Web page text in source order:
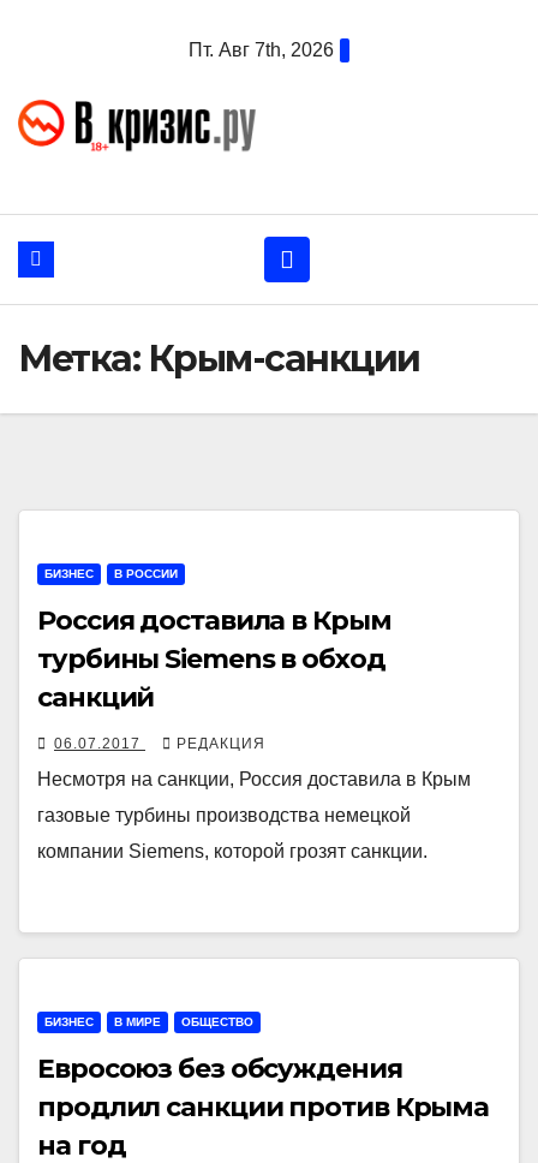
Пт. Авг 7th, 2026
Метка: Крым-санкции
БИЗНЕС В РОССИИ
Россия доставила в Крым
турбины Siemens в обход
санкций
06.07.2017 РЕДАКЦИЯ
Несмотря на санкции, Россия доставила в Крым
газовые турбины производства немецкой
компании Siemens, которой грозят санкции.
БИЗНЕС В МИРЕ ОБЩЕСТВО
Евросоюз без обсуждения
продлил санкции против Крыма
на год